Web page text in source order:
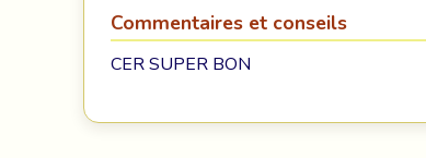
Commentaires et conseils
CER SUPER BON